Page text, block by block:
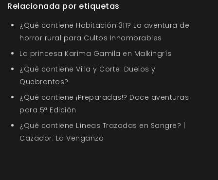
Relacionada por etiquetas
¿Qué contiene Habitación 311? La aventura de
horror rural para Cultos Innombrables
La princesa Karima Gamila en Malkingrís
¿Qué contiene Villa y Corte: Duelos y
Quebrantos?
¿Qué contiene ¡Preparadas!? Doce aventuras
para 5ª Edición
¿Qué contiene Líneas Trazadas en Sangre? |
Cazador: La Venganza